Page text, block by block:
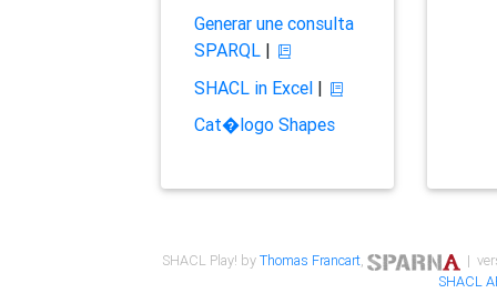
Generar une consulta
SPARQL|
SHACL in Excel|
Cat�logo Shapes
SHACL Play! byThomas Francart,
|
SHACL